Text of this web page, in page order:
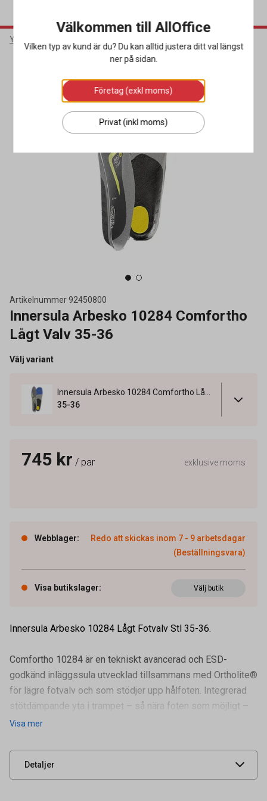
Yrkeskläder & Skydd
Artikelnummer92450800
Innersula Arbesko 10284 Comfortho
Lågt Valv 35-36
Välj variant
35-36
745 kr / par exklusive moms
Webblager:
Redo att skickas inom 7 - 9 arbetsdagar
(Beställningsvara)
Visa butikslager: Välj butik
Innersula Arbesko 10284 Lågt Fotvalv Stl 35-36.
Comfortho 10284 är en tekniskt avancerad och ESD-
godkänd inläggssula utvecklad tillsammans med Ortholite®
för lägre fotvalv och som stödjer upp hålfoten. Integrerad
stötdämpande yta i trampet – så nära foten som möjligt –
som därme
Visa mer
Detaljer
Artikelnummer 92450800
Leverantörens
UNSPSC 44103103
Välkommen till AllOffice
Vilken typ av kund är du? Du kan alltid justera ditt val längst
ner på sidan.
Företag (exkl moms)
Privat (inkl moms)